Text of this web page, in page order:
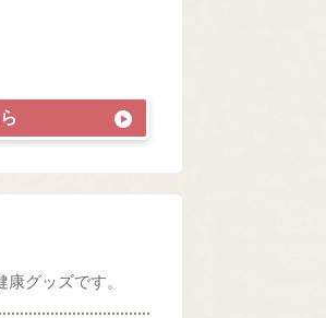
グッズです。